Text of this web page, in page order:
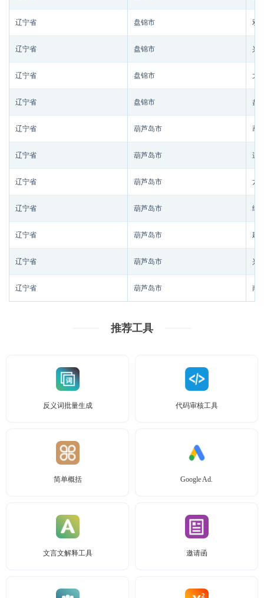
辽宁省 盘锦市 双
辽宁省 盘锦市 兴
辽宁省 盘锦市 大
辽宁省 盘锦市 盘
辽宁省 葫芦岛市 葫
辽宁省 葫芦岛市 连
辽宁省 葫芦岛市 龙
辽宁省 葫芦岛市 绥
辽宁省 葫芦岛市 建
辽宁省 葫芦岛市 兴
辽宁省 葫芦岛市 南
推荐工具
反义词批量生成 代码审核工具
简单概括 Google Ad.
文言文解释工具 邀请函